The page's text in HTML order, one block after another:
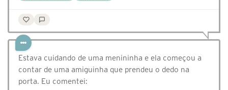
Estava cuidando de uma menininha e ela começou a
contar de uma amiguinha que prendeu o dedo na
porta. Eu comentei: